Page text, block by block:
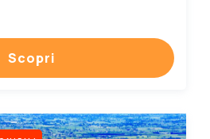
Scopri